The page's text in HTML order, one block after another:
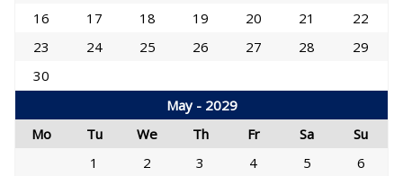
16
17 18 19 20 21
22
23
24 25 26 27 28
29
30
May - 2029
Mo
Tu We Th Fr Sa
Su
1
2 3 4 5
6